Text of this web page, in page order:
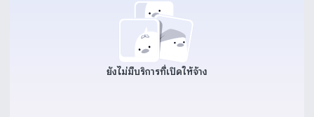
ยังไม่มีบริการที่เปิดให้จ้าง